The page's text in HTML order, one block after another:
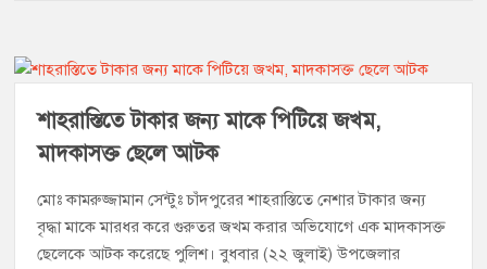
শাহরাস্তিতে টাকার জন্য মাকে পিটিয়ে জখম,
মাদকাসক্ত ছেলে আটক
মোঃ কামরুজ্জামান সেন্টুঃ চাঁদপুরের শাহরাস্তিতে নেশার টাকার জন্য
বৃদ্ধা মাকে মারধর করে গুরুতর জখম করার অভিযোগে এক মাদকাসক্ত
ছেলেকে আটক করেছে পুলিশ। বুধবার (২২ জুলাই) উপজেলার